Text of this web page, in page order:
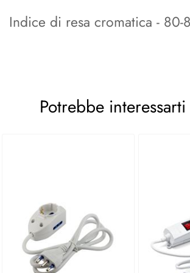
Indice di resa cromatica - 80-
Potrebbe